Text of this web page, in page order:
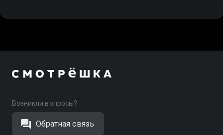
Возникли вопросы?
Обратная связь